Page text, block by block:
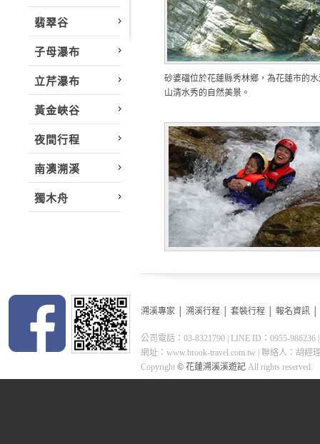
翡翠谷
子母瀑布
立芹瀑布
黃金峽谷
夜間行程
南澳溯溪
獨木舟
砂婆礑位於花蓮縣秀林鄉，為花蓮市的
山清水秀的自然美景。
溯溪專家 溯溪行程 套裝行程 報名資訊
公司電話：03-8321790 | LINE ID：0955-
網址：www.brook-travel.com.tw | 聯絡人：胡經
Copyright © 花蓮溯溪溪遊記 All rights reserved.